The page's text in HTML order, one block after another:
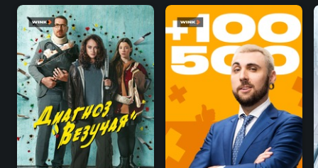
7.4 5.5 4.5